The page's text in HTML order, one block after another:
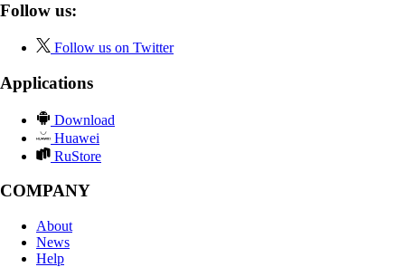
Follow us:
Follow us on Twitter
Applications
Download
Huawei
RuStore
COMPANY
About
News
Help